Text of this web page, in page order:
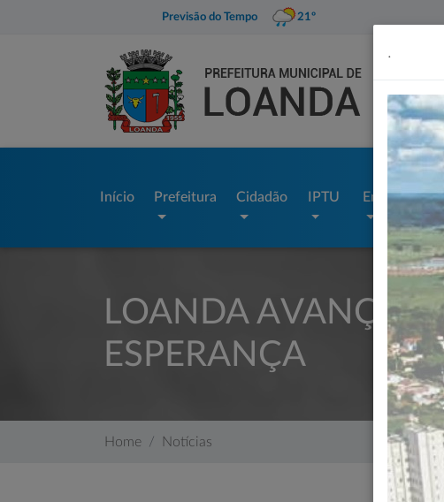
Previsão do Tempo 21º
Início Prefeitura Cidadão IPTU Empresas
LOANDA AVANÇA
ESPERANÇA
Home Notícias
.